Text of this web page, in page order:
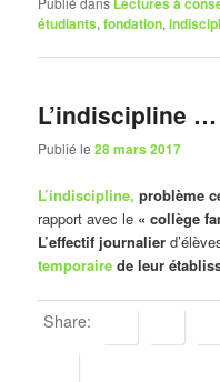
étudiants,fondation,
L’indiscipline …
Publié le28 mars 2017
L’indiscipline,problème
rapport avec le « collège
L’effectif journalier
temporairede leur
Share: